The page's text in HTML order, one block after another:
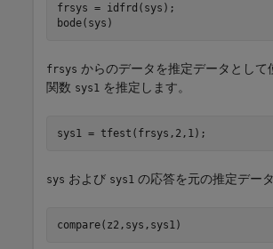
frsys = idfrd(sys);
bode(sys)
frsys からのデータを推定データとして
関数 sys1 を推定します。
sys1 = tfest(frsys,2,1);
sys および sys1 の応答を元の推定データ
compare(z2,sys,sys1)